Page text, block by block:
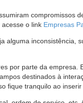
compromissos
acesse o link Empresas
alguma inconsistência,
por parte da empresa.
destinados à
fique tranquilo ao inserir